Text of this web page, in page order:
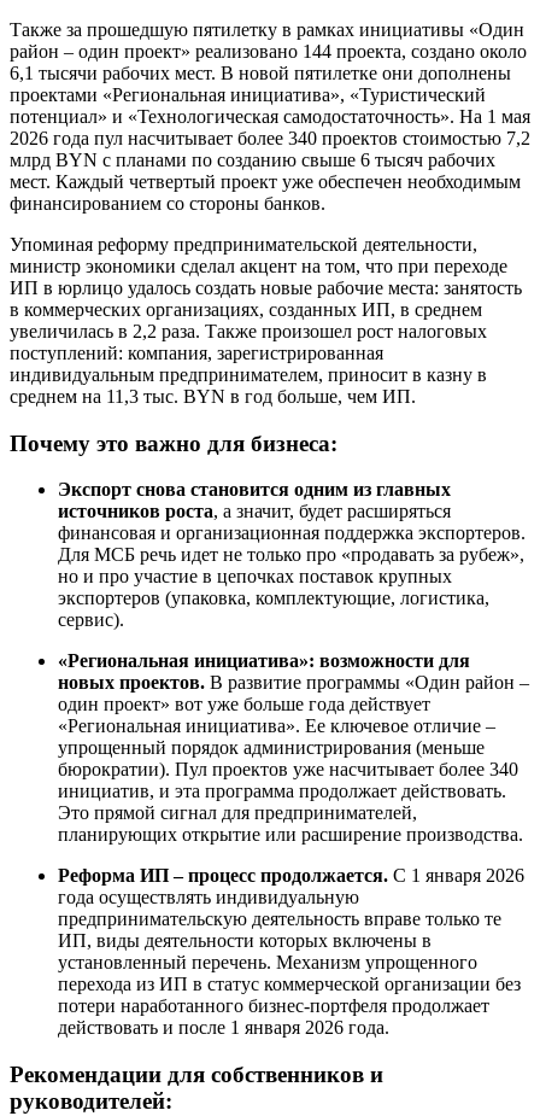
Также за прошедшую пятилетку в рамках инициативы «Один
район – один проект» реализовано 144 проекта, создано около
6,1 тысячи рабочих мест. В новой пятилетке они дополнены
проектами «Региональная инициатива», «Туристический
потенциал» и «Технологическая самодостаточность». На 1 мая
2026 года пул насчитывает более 340 проектов стоимостью 7,2
млрд BYN с планами по созданию свыше 6 тысяч рабочих
мест. Каждый четвертый проект уже обеспечен необходимым
финансированием со стороны банков.
Упоминая реформу предпринимательской деятельности,
министр экономики сделал акцент на том, что при переходе
ИП в юрлицо удалось создать новые рабочие места: занятость
в коммерческих организациях, созданных ИП, в среднем
увеличилась в 2,2 раза. Также произошел рост налоговых
поступлений: компания, зарегистрированная
индивидуальным предпринимателем, приносит в казну в
среднем на 11,3 тыс. BYN в год больше, чем ИП.
Почему это важно для бизнеса:
Экспорт снова становится одним из главных
источников роста, а значит, будет расширяться
финансовая и организационная поддержка экспортеров.
Для МСБ речь идет не только про «продавать за рубеж»,
но и про участие в цепочках поставок крупных
экспортеров (упаковка, комплектующие, логистика,
сервис).
«Региональная инициатива»: возможности для
новых проектов. В развитие программы «Один район –
один проект» вот уже больше года действует
«Региональная инициатива». Ее ключевое отличие –
упрощенный порядок администрирования (меньше
бюрократии). Пул проектов уже насчитывает более 340
инициатив, и эта программа продолжает действовать.
Это прямой сигнал для предпринимателей,
планирующих открытие или расширение производства.
Реформа ИП – процесс продолжается. С 1 января 2026
года осуществлять индивидуальную
предпринимательскую деятельность вправе только те
ИП, виды деятельности которых включены в
установленный перечень. Механизм упрощенного
перехода из ИП в статус коммерческой организации без
потери наработанного бизнес-портфеля продолжает
действовать и после 1 января 2026 года.
Рекомендации для собственников и
руководителей: